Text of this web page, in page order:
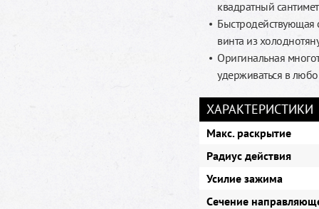
квадратный
Быстродействующая
винта из
Оригинальная
удерживаться в
ХАРАКТЕРИСТИКИ
Макс. раскрытие
Радиус действия
Усилие зажима
Cечение